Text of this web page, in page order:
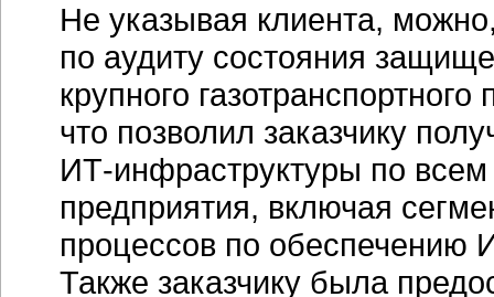
Не указывая клиента,
по аудиту состояния
крупного
что позволил заказчику
ИТ-инфраструктуры по
предприятия, включая
процессов по обеспечению
Также заказчику была